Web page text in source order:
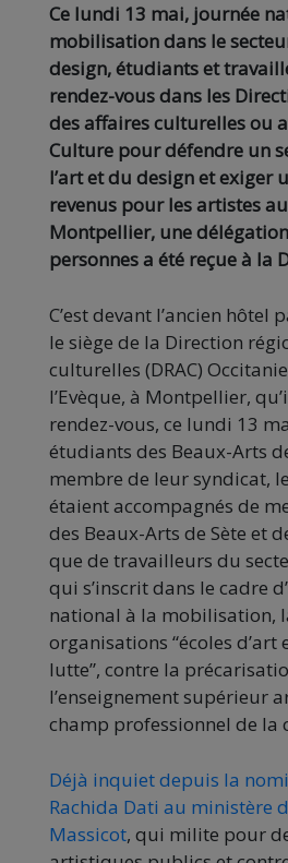
Ce lundi 13 mai, journée
mobilisation dans le
design, étudiants et
rendez-vous dans les
des affaires culturelles ou
Culture pour défendre un
l’art et du design et exiger
revenus pour les artistes
Montpellier, une
personnes a été reçue à la
C’est devant l’ancien hôtel
le siège de la Direction
culturelles (DRAC)
l’Evèque, à Montpellier,
rendez-vous, ce lundi 13
étudiants des Beaux-Arts
membre de leur syndicat,
étaient accompagnés de
des Beaux-Arts de Sète et
que de travailleurs du
qui s’inscrit dans le cadre
national à la mobilisation,
organisations “écoles d’art
lutte”, contre la
l’enseignement supérieur
champ professionnel de la
Déjà inquiet depuis la
Rachida Dati au ministère
Massicot, qui milite pour